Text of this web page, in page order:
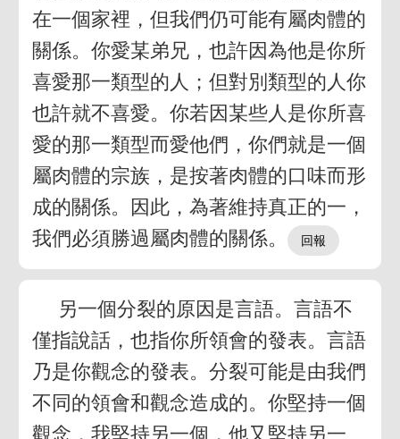
在一個家裡，但我們仍可能有屬肉體的
關係。你愛某弟兄，也許因為他是你所
喜愛那一類型的人；但對別類型的人你
也許就不喜愛。你若因某些人是你所喜
愛的那一類型而愛他們，你們就是一個
屬肉體的宗族，是按著肉體的口味而形
成的關係。因此，為著維持真正的一，
我們必須勝過屬肉體的關係。
另一個分裂的原因是言語。言語不
僅指說話，也指你所領會的發表。言語
乃是你觀念的發表。分裂可能是由我們
不同的領會和觀念造成的。你堅持一個
觀念，我堅持另一個，他又堅持另一